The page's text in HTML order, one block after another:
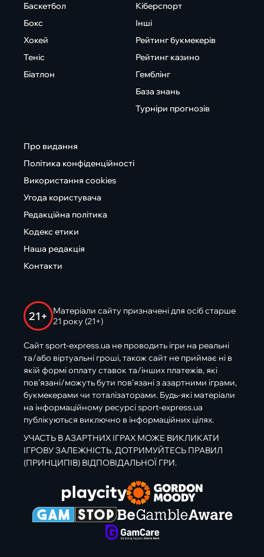
Баскетбол
Бокс
Хокей
Теніс
Біатлон
Кіберспорт
Інші
Рейтинг букмекерів
Рейтинг казино
Гемблінг
База знань
Турніри прогнозів
Про видання
Політика конфіденційності
Використання cookies
Угода користувача
Редакційна політика
Кодекс етики
Наша редакція
Контакти
21+
Матеріали сайту призначені для осіб старше
21 року (21+)
Сайт sport-express.ua не проводить ігри на реальні
та/або віртуальні гроші, також сайт не приймає ні в
якій формі оплату ставок та/інших платежів, які
пов’язані/можуть бути пов’язані з азартними іграми,
букмекерами чи тоталізаторами. Будь-які матеріали
на інформаційному ресурсі sport-express.ua
публікуються виключно в інформаційних цілях.
УЧАСТЬ В АЗАРТНИХ ІГРАХ МОЖЕ ВИКЛИКАТИ
ІГРОВУ ЗАЛЕЖНІСТЬ. ДОТРИМУЙТЕСЬ ПРАВИЛ
(ПРИНЦИПІВ) ВІДПОВІДАЛЬНОЇ ГРИ.